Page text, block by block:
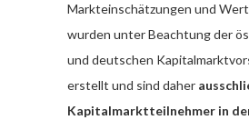
Markteinschätzungen und
wurden unter Beachtung der
und deutschen
erstellt und sind daher
Kapitalmarktteilnehmer in